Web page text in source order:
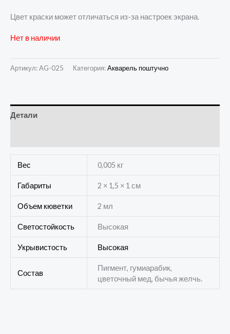
Цвет краски может отличаться из-за настроек экрана.
Нет в наличии
Артикул:AG-025 Категория:Акварель поштучно
Детали
Вес 0,005 кг
Габариты 2 × 1,5 × 1 см
Объем кюветки 2 мл
Светостойкость Высокая
Укрывистость Высокая
Состав
Пигмент, гумиарабик,
цветочный мед, бычья желчь.